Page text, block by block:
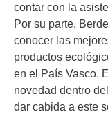
contar con la
Por su parte,
conocer las
productos
en el País Vasco.
novedad dentro
dar cabida a este